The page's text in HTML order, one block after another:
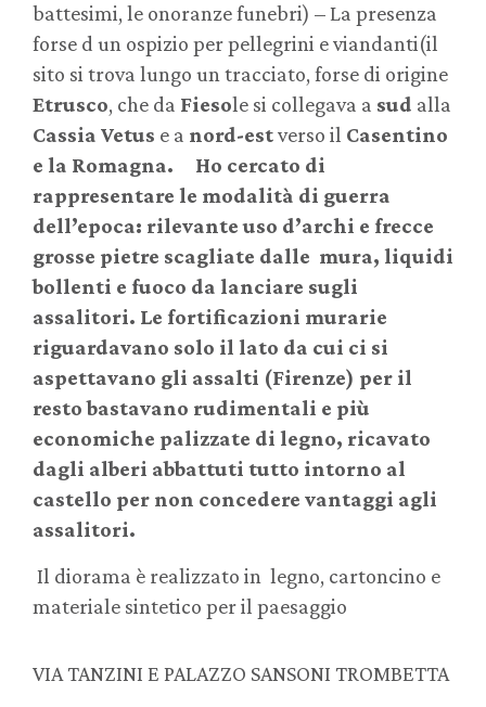
battesimi, le onoranze funebri) – La presenza
forse d un ospizio per pellegrini e viandanti(il
sito si trova lungo un tracciato, forse di origine
Etrusco, che da Fiesole si collegava a sud alla
Cassia Vetus e a nord-estverso il Casentino
e la Romagna. Ho cercato di
rappresentare le modalità di guerra
dell’epoca: rilevante uso d’archi e frecce
grosse pietre scagliate dalle mura, liquidi
bollenti e fuoco da lanciare sugli
assalitori. Le fortificazioni murarie
riguardavano solo il lato da cui ci si
aspettavano gli assalti (Firenze) per il
resto bastavano rudimentali e più
economiche palizzate di legno, ricavato
dagli alberi abbattuti tutto intorno al
castello per non concedere vantaggi agli
assalitori.
Il diorama è realizzato in legno, cartoncino e
materiale sintetico per il paesaggio
VIA TANZINI E PALAZZO SANSONI TROMBETTA